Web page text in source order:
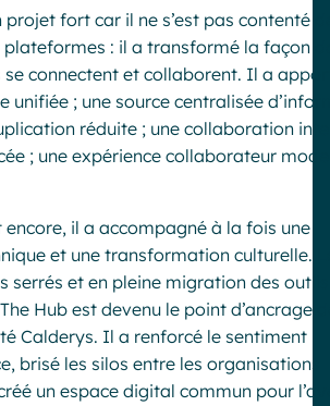
projet fort car il ne s’est pas contenté
plateformes : il a transformé la façon
connectent et collaborent. Il a
unifiée ; une source centralisée
réduite ; une collaboration
; une expérience collaborateur
il a accompagné à la fois une
et une transformation culturelle.
serrés et en pleine migration des
Hub est devenu le point d’ancrage
Calderys. Il a renforcé le sentiment
brisé les silos entre les organisations
un espace digital commun pour